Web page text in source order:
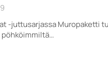
-juttusarjassa Muropaketti